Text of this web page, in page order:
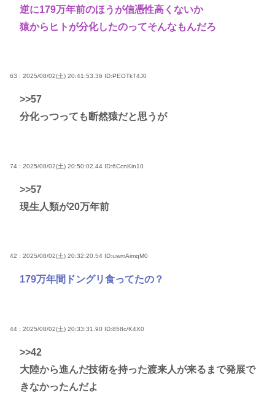
逆に179万年前のほうが信憑性高くないか
猿からヒトが分化したのってそんなもんだろ
63 : 2025/08/02(土) 20:41:53.36 ID:PEOTkT4J0
>>57
分化っつっても断然猿だと思うが
74 : 2025/08/02(土) 20:50:02.44 ID:6CcnKin10
>>57
現生人類が20万年前
42 : 2025/08/02(土) 20:32:20.54 ID:uwmAimqM0
179万年間ドングリ食ってたの？
44 : 2025/08/02(土) 20:33:31.90 ID:858c/K4X0
>>42
大陸から進んだ技術を持った渡来人が来るまで発展で
きなかったんだよ